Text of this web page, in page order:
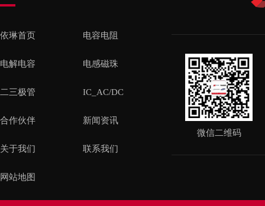
依琳首页 电容电阻
电解电容 电感磁珠
二三极管 IC_AC/DC
合作伙伴 新闻资讯
关于我们 联系我们
网站地图
微信二维码